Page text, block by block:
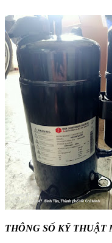
THÔNG SỐ KỸ THUẬT